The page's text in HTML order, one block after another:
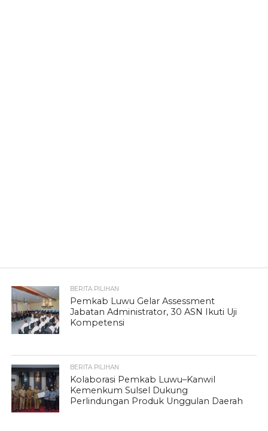
BERITA PILIHAN
Pemkab Luwu Gelar Assessment
Jabatan Administrator, 30 ASN Ikuti Uji
Kompetensi
BERITA PILIHAN
Kolaborasi Pemkab Luwu–Kanwil
Kemenkum Sulsel Dukung
Perlindungan Produk Unggulan Daerah